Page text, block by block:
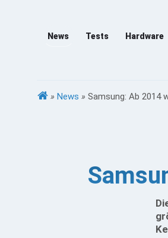
News Tests Hardware
» News » Samsung: Ab 2014